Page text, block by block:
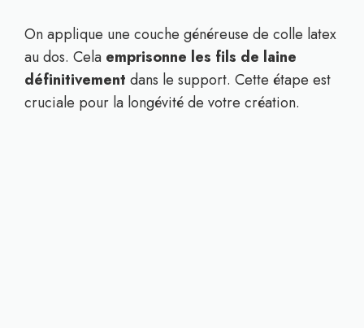
On applique une couche généreuse de colle latex
au dos. Cela emprisonne les fils de laine
définitivement dans le support. Cette étape est
cruciale pour la longévité de votre création.